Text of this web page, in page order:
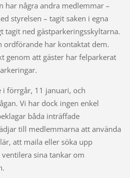
har några andra medlemmar –
styrelsen – tagit saken i egna
tagit ned gästparkeringsskyltarna.
ordförande har kontaktat dem.
genom att gäster har felparkerat
i förrgår, 11 januari, och
Vi har dock ingen enkel
båda inträffade
till medlemmarna att använda
att maila eller söka upp
sina tankar om